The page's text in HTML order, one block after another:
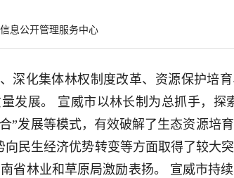
息公开管理服务中心
深化集体林权制度改革、资源保护培
发展。 宣威市以林长制为总抓手，探
”发展等模式，有效破解了生态资源培
民生经济优势转变等方面取得了较大突
省林业和草原局激励表扬。 宣威市持